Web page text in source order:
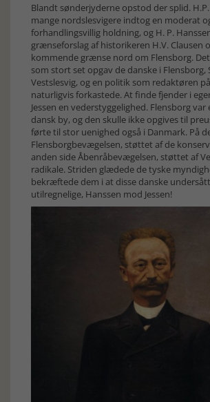
Blandt sønderjyderne opstod der splid.
mange nordslesvigere indtog en moderat
forhandlingsvillig holdning, og H. P.
grænseforslag af historikeren H.V. Clausen
kommende grænse nord om Flensborg.
som stort set opgav de danske i Flensborg,
Vestslesvig, og en politik som redaktøren
naturligvis forkastede. At finde fjender i
Jessen en vederstyggelighed. Flensborg var
dansk by, og den skulle ikke opgives til
førte til stor uenighed også i Danmark. På
Flensborgbevægelsen, støttet af de
anden side Åbenråbevægelsen, støttet af
radikale. Striden glædede de tyske
bekræftede dem i at disse danske
utilregnelige, Hanssen mod Jessen!